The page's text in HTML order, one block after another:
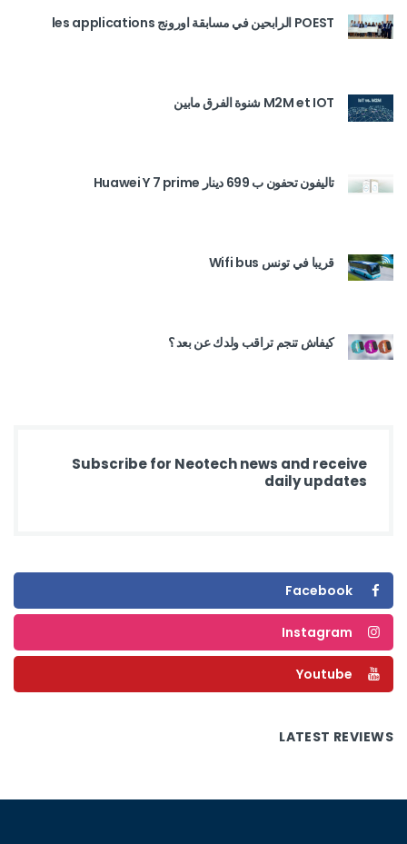
POEST الرابحين في مسابقة اورونج les applications
M2M et IOT شنوة الفرق مابين
تاليفون تحفون ب 699 دينار Huawei Y 7 prime
قريبا في تونس Wifi bus
كيفاش تنجم تراقب ولدك عن بعد ؟
Subscribe for Neotech news and receive
daily updates
Facebook
Instagram
Youtube
LATEST REVIEWS